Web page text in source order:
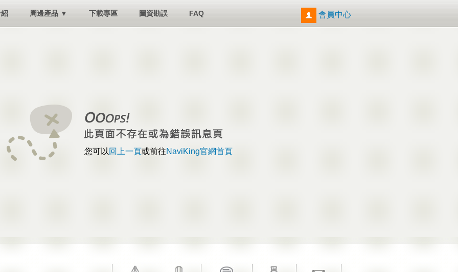
周邊產品 ▼ 下載專區 圖資勘誤 FAQ 會員中心
您可以 回上一頁或前往NaviKing官網首頁